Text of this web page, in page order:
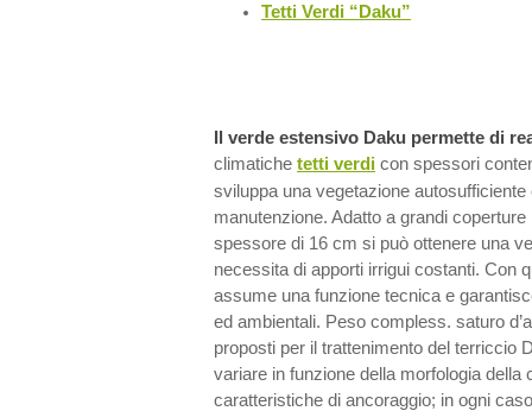
Tetti Verdi “Daku”
Il verde estensivo Daku permette di
climatiche tetti verdi con spessori
sviluppa una vegetazione
manutenzione. Adatto a grandi
spessore di 16 cm si può ottenere una
necessita di apporti irrigui costanti. Con
assume una funzione tecnica e
ed ambientali. Peso compless. saturo
proposti per il trattenimento del terriccio
variare in funzione della morfologia della
caratteristiche di ancoraggio; in ogni